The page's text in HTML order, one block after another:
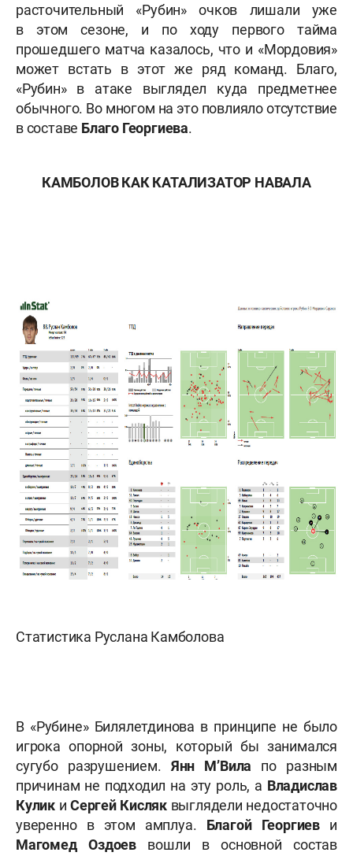
расточительный «Рубин» очков лишали уже
в этом сезоне, и по ходу первого тайма
прошедшего матча казалось, что и «Мордовия»
может встать в этот же ряд команд. Благо,
«Рубин» в атаке выглядел куда предметнее
обычного. Во многом на это повлияло отсутствие
в составе Благо Георгиева.
КАМБОЛОВ КАК КАТАЛИЗАТОР НАВАЛА
Статистика Руслана Камболова
В «Рубине» Билялетдинова в принципе не было
игрока опорной зоны, который бы занимался
сугубо разрушением. Янн М’Вила по разным
причинам не подходил на эту роль, а Владислав
Кулик и Сергей Кисляк выглядели недостаточно
уверенно в этом амплуа. Благой Георгиев и
Магомед Оздоеввошли в основной состав